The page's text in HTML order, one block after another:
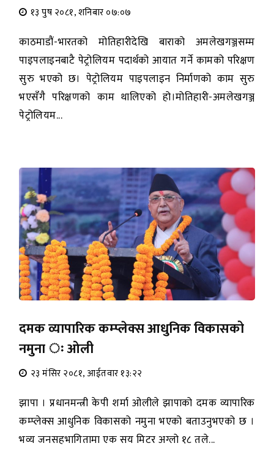
१३ पुष २०८१, शनिबार ०७:०७
काठमाडौं-भारतको मोतिहारीदेखि बाराको अमलेखगञ्जसम्म
पाइपलाइनबाटै पेट्रोलियम पदार्थको आयात गर्ने कामको परिक्षण
सुरु भएको छ। पेट्रोलियम पाइपलाइन निर्माणको काम सुरु
भएसँगै परिक्षणको काम थालिएको हो।मोतिहारी-अमलेखगञ्ज
पेट्रोलियम...
दमक व्यापारिक कम्प्लेक्स आधुनिक विकासको
नमुना ः ओली
२३ मंसिर २०८१, आईतवार १३:२२
झापा । प्रधानमन्त्री केपी शर्मा ओलीले झापाको दमक व्यापारिक
कम्प्लेक्स आधुनिक विकासको नमुना भएको बताउनुभएको छ ।
भव्य जनसहभागितामा एक सय मिटर अग्लो १८ तले...